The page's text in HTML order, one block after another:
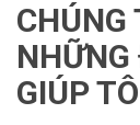
CHÚNG
GIÚP